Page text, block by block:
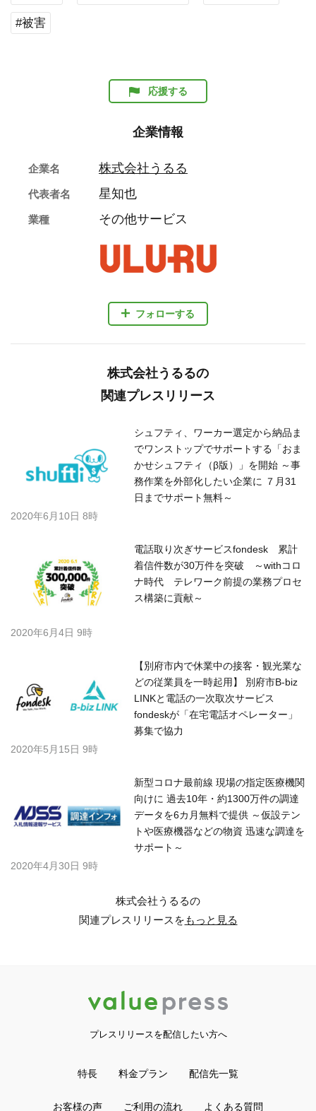
#被害
応援する
企業情報
フォローする
企業名 株式会社うるる
代表者名 星知也
業種 その他サービス
株式会社うるるの
関連プレスリリース
シュフティ、ワーカー選定から納品ま
でワンストップでサポートする「おま
かせシュフティ（β版）」を開始 ～事
務作業を外部化したい企業に ７月31
日までサポート無料～
2020年6月10日 8時
電話取り次ぎサービスfondesk 累計
着信件数が30万件を突破 ～withコロ
ナ時代 テレワーク前提の業務プロセ
ス構築に貢献～
2020年6月4日 9時
【別府市内で休業中の接客・観光業な
どの従業員を一時起用】 別府市B-biz
LINKと電話の一次取次サービス
fondeskが「在宅電話オペレーター」
募集で協力
2020年5月15日 9時
新型コロナ最前線 現場の指定医療機関
向けに 過去10年・約1300万件の調達
データを6カ月無料で提供 ～仮設テン
トや医療機器などの物資 迅速な調達を
サポート～
2020年4月30日 9時
株式会社うるるの
関連プレスリリースをもっと見る
プレスリリースを配信したい方へ
特長 料金プラン 配信先一覧
お客様の声 ご利用の流れ よくある質問